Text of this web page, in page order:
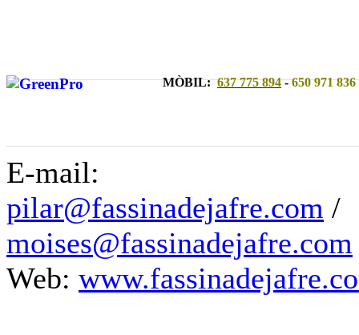
MÒBIL: 637 775 894-650 971 836
E-mail:
pilar@fassinadejafre.com /
moises@fassinadejafre.com
Web: